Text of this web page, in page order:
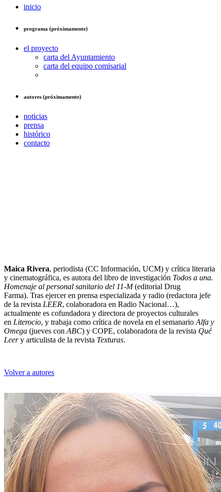
inicio
programa (próximamente)
el proyecto
carta del Ayuntamiento
carta del equipo comisarial
autores (próximamente)
noticias
prensa
histórico
contacto
Maica Rivera, periodista (CC Información, UCM) y crítica literaria
y cinematográfica, es autora del libro de investigación Todos a una.
Homenaje al personal sanitario del 11-M(editorial Drug
Farma). Tras ejercer en prensa especializada y radio (redactora jefe
de la revista LEER, colaboradora en Radio Nacional…),
actualmente es cofundadora y directora de proyectos culturales
en Literocio, y trabaja como crítica de novela en el semanario Alfa y
Omega (jueves con ABC) y COPE, colaboradora de la revista Qué
Leery articulista de la revista Texturas.
Volver a autores